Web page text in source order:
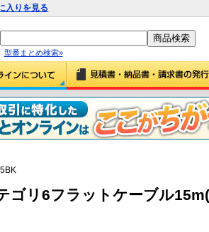
入りを見る
型番まとめ検索»
ゴリ6フラットケーブル